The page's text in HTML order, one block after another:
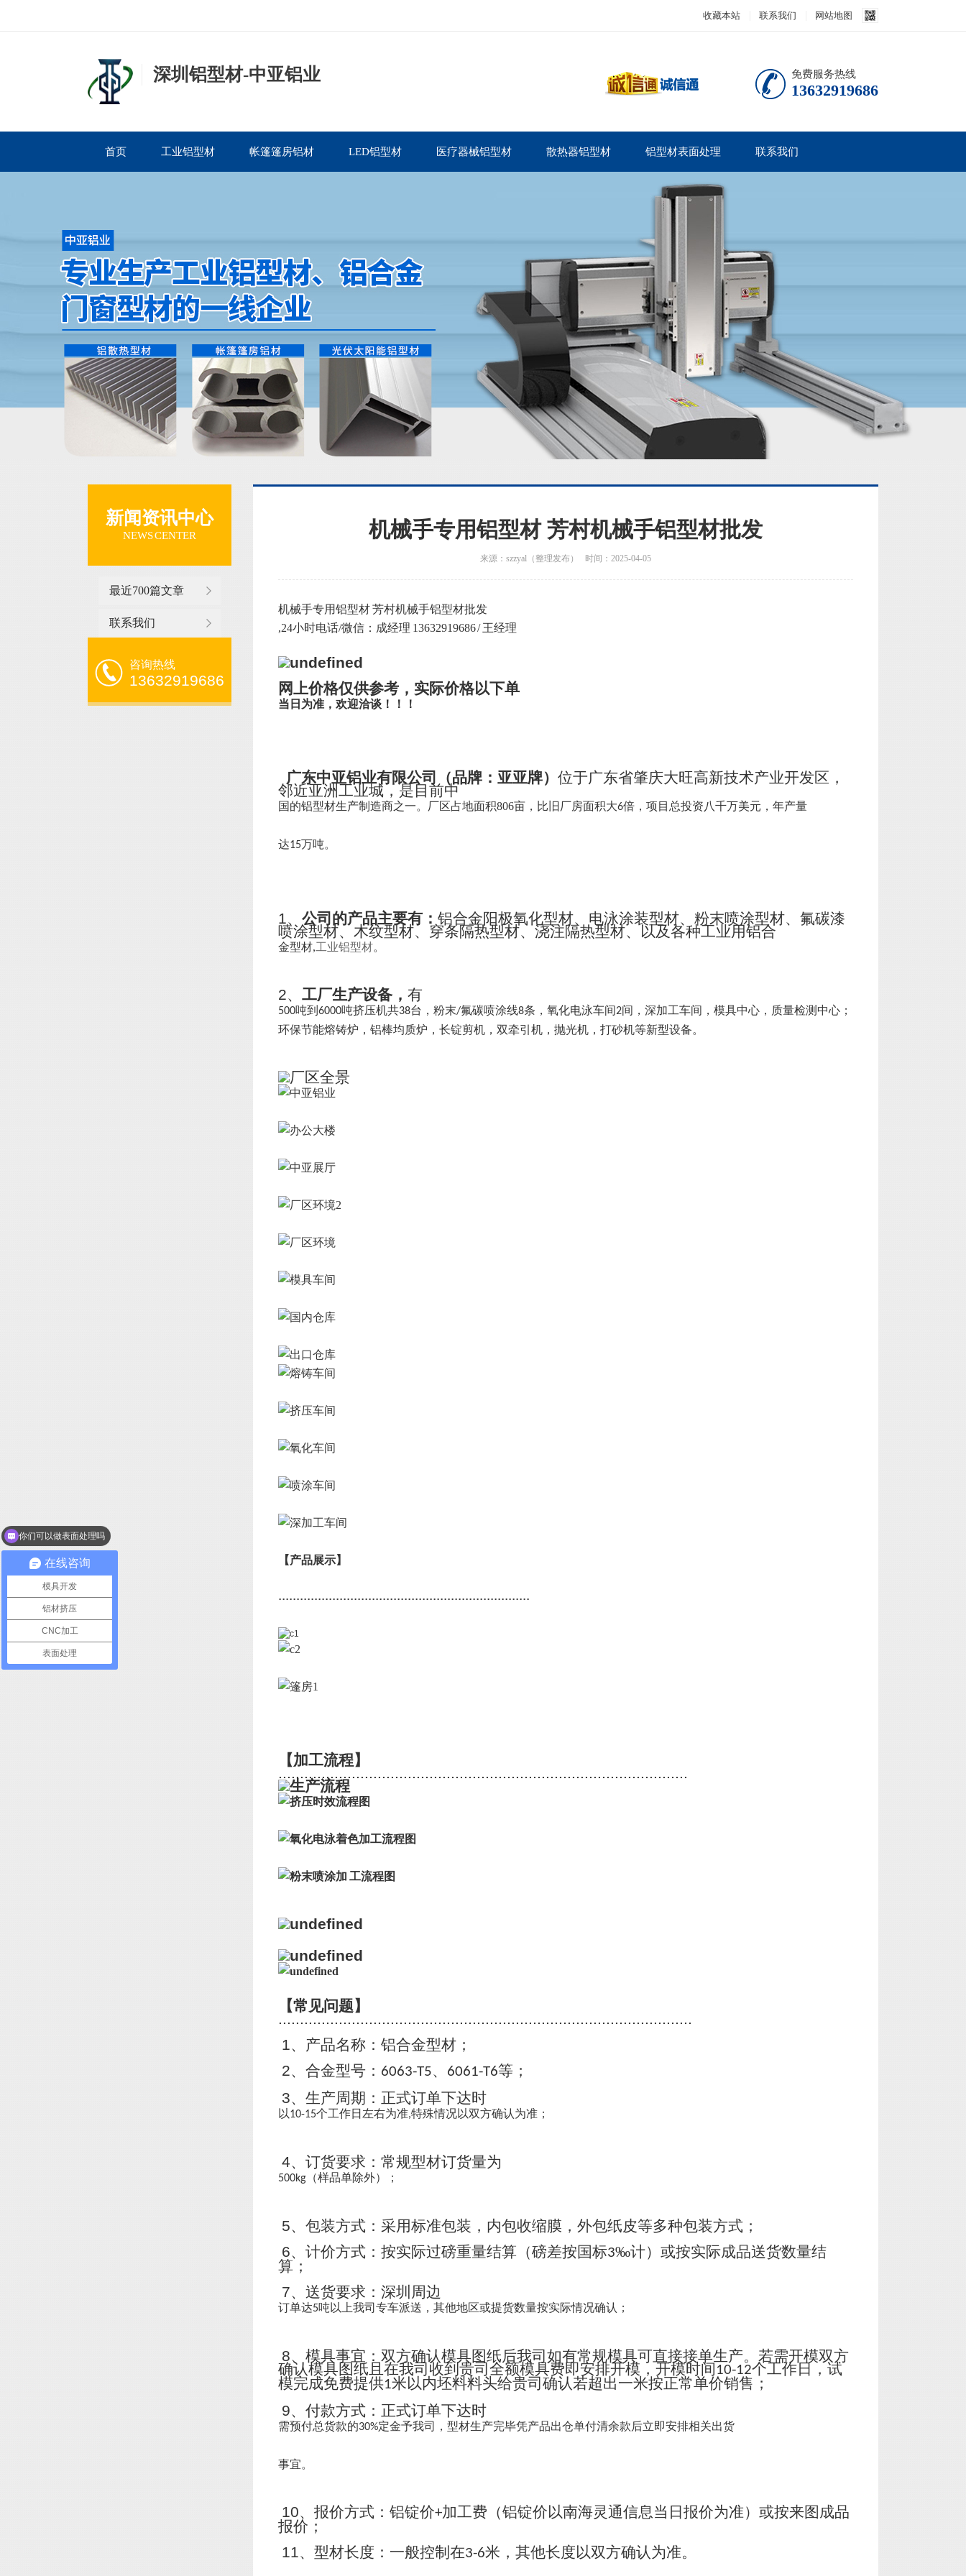
收藏本站 联系我们 网站地图
深圳铝型材-中亚铝业 免费服务热线
13632919686
首页 工业铝型材 帐篷篷房铝材 LED铝型材 医疗器械铝型材 散热器铝型材 铝型材表面处理 联系我们
新闻资讯中心
NEWS CENTER
最近700篇文章
联系我们
咨询热线
13632919686
机械手专用铝型材 芳村机械手铝型材批发
来源：szzyal（整理发布） 时间：2025-04-05
机械手专用铝型材 芳村机械手铝型材批发
,24小时电话/微信：成经理 13632919686 / 王经理
网上价格仅供参考，实际价格以下单
当日为准，欢迎洽谈！！！
广东中亚铝业有限公司 （品牌：亚亚牌） 位于广东省肇庆大旺高新技术产业开发区，
邻近亚洲工业城，是目前中
国的铝型材生产制造商之一。 厂区占地面积806亩，比旧厂房面积大6倍，项目总投资八千万美元，年产量
达15万吨。
1、 公司的产品主要有： 铝合金阳极氧化型材、电泳涂装型材、粉末喷涂型材、氟碳漆
喷涂型材、木纹型材、穿条隔热型材、浇注隔热型材、以及各种工业用铝合
金型材,工业铝型材。
2、 工厂生产设备， 有
500吨到 6000吨挤压机共38台，粉末/氟碳喷涂线8条，氧化电泳车间2间，深加工车间，模具中心，质量检测中心；
环保节能熔铸炉，铝棒均质炉，长锭剪机，双牵引机，抛光机，打砂机等新型设备。
【产品展示】
......................................................................
【加工流程】
...............................................................................................
【常见问题】
................................................................................................
1、产品名称：铝合金型材；
2、合金型号： 6063-T5、 6061-T6等；
3、生产周期：正式订单下达时
以10-15个工作日左右为准,特殊情况以双方确认为准；
4、订货要求：常规型材订货量为
500kg （样品单除外）；
5、包装方式：采用标准包装，内包收缩膜，外包纸皮等多种包装方式；
6、计价方式：按实际过磅重量结算（磅差按国标3‰计）或按实际成品送货数量结
算；
7、送货要求：深圳周边
订单达5吨以上我司专车派送，其他地区或提货数量按实际情况确认；
8、模具事宜：双方确认模具图纸后我司如有常规模具可直接接单生产。若需开模双方
确认模具图纸且在我司收到贵司全额模具费即安排开模，开模时间10-12个工作日，试
模完成免费提供1米以内坯料料头给贵司确认若超出一米按正常单价销售；
9、付款方式：正式订单下达时
需预付总货款的30%定金予我司，型材生产完毕凭产品出仓单付清余款后立即安排相关出货
事宜。
10、报价方式：铝锭价+加工费（铝锭价以南海灵通信息当日报价为准）或按来图成品
报价；
11、型材长度：一般控制在3-6米，其他长度以双方确认为准。
在线咨询
模具开发
铝材挤压
CNC加工
表面处理
你们可以做表面处理吗